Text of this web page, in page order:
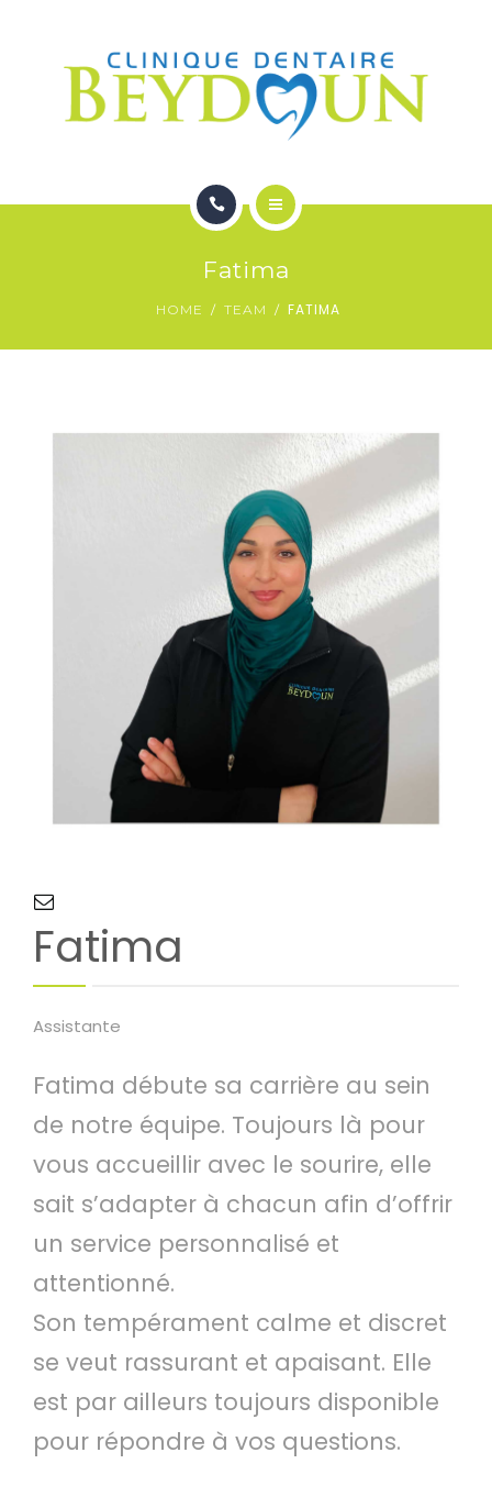
DENTUROLOGIE
Fatima
HOME TEAM FATIMA
Fatima
Assistante
Fatima débute sa carrière au sein
de notre équipe. Toujours là pour
vous accueillir avec le sourire, elle
sait s’adapter à chacun afin d’offrir
un service personnalisé et
attentionné.
Son tempérament calme et discret
se veut rassurant et apaisant. Elle
est par ailleurs toujours disponible
pour répondre à vos questions.